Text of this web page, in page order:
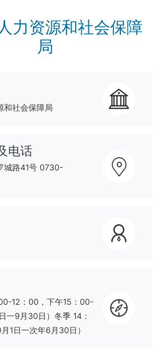
力资源和社会保障
局
和社会保障局
电话
城路41号 0730-
12：00，下午15：00-
一9月30日）冬季 14：
1日一次年6月30日）